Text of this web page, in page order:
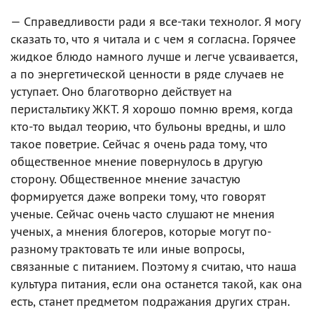
— Справедливости ради я все-таки технолог. Я могу
сказать то, что я читала и с чем я согласна. Горячее
жидкое блюдо намного лучше и легче усваивается,
а по энергетической ценности в ряде случаев не
уступает. Оно благотворно действует на
перистальтику ЖКТ. Я хорошо помню время, когда
кто-то выдал теорию, что бульоны вредны, и шло
такое поветрие. Сейчас я очень рада тому, что
общественное мнение повернулось в другую
сторону. Общественное мнение зачастую
формируется даже вопреки тому, что говорят
ученые. Сейчас очень часто слушают не мнения
ученых, а мнения блогеров, которые могут по-
разному трактовать те или иные вопросы,
связанные с питанием. Поэтому я считаю, что наша
культура питания, если она останется такой, как она
есть, станет предметом подражания других стран.